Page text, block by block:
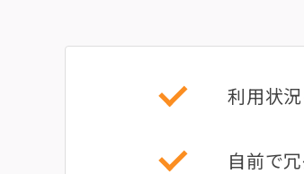
利用状
自前で